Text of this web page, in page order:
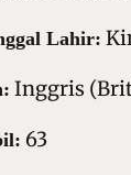
Lahir:
Inggris
63